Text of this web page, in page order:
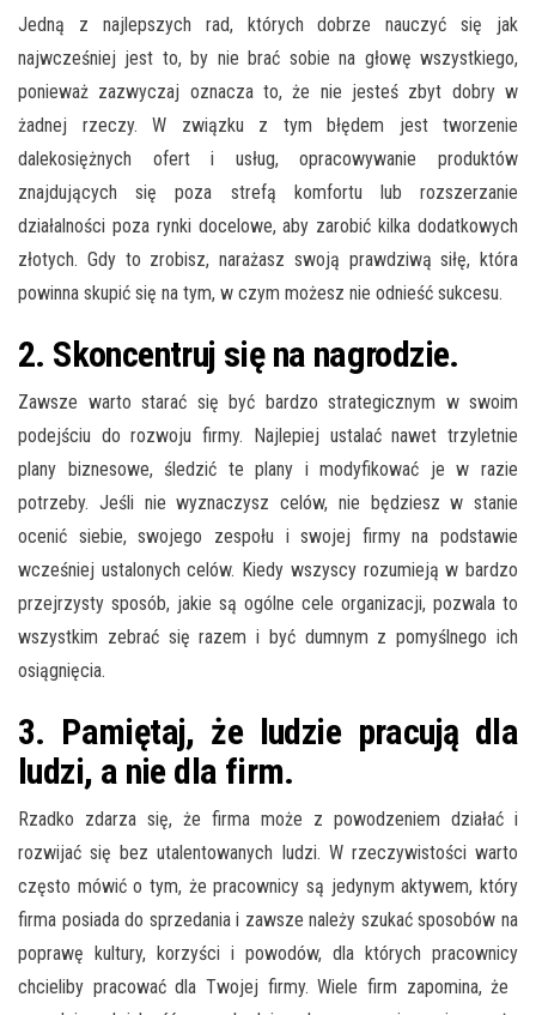
Jedną z najlepszych rad, których dobrze nauczyć się jak
najwcześniej jest to, by nie brać sobie na głowę wszystkiego,
ponieważ zazwyczaj oznacza to, że nie jesteś zbyt dobry w
żadnej rzeczy. W związku z tym błędem jest tworzenie
dalekosiężnych ofert i usług, opracowywanie produktów
znajdujących się poza strefą komfortu lub rozszerzanie
działalności poza rynki docelowe, aby zarobić kilka dodatkowych
złotych. Gdy to zrobisz, narażasz swoją prawdziwą siłę, która
powinna skupić się na tym, w czym możesz nie odnieść sukcesu.
2. Skoncentruj się na nagrodzie.
Zawsze warto starać się być bardzo strategicznym w swoim
podejściu do rozwoju firmy. Najlepiej ustalać nawet trzyletnie
plany biznesowe, śledzić te plany i modyfikować je w razie
potrzeby. Jeśli nie wyznaczysz celów, nie będziesz w stanie
ocenić siebie, swojego zespołu i swojej firmy na podstawie
wcześniej ustalonych celów. Kiedy wszyscy rozumieją w bardzo
przejrzysty sposób, jakie są ogólne cele organizacji, pozwala to
wszystkim zebrać się razem i być dumnym z pomyślnego ich
osiągnięcia.
3. Pamiętaj, że ludzie pracują dla
ludzi, a nie dla firm.
Rzadko zdarza się, że firma może z powodzeniem działać i
rozwijać się bez utalentowanych ludzi. W rzeczywistości warto
często mówić o tym, że pracownicy są jedynym aktywem, który
firma posiada do sprzedania i zawsze należy szukać sposobów na
poprawę kultury, korzyści i powodów, dla których pracownicy
chcieliby pracować dla Twojej firmy. Wiele firm zapomina, że ​​